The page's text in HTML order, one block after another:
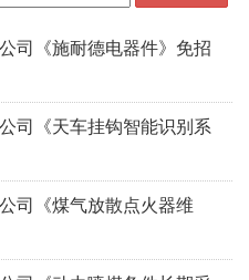
司《施耐德电器件》免招
司《天车挂钩智能识别系
司《煤气放散点火器维